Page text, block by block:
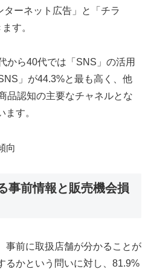
ターネット広告」と「チラ
す。
から40代では「SNS」の活用
」が44.3%と最も高く、他
品認知の主要なチャネルとな
ます。
事前情報と販売機会損
事前に取扱店舗が分かることが
るかという問いに対し、81.9%